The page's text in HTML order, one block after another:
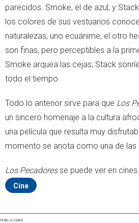
parecidos. Smoke, el de azul, y
los colores de sus vestuarios
naturalezas, uno ecuánime, el otro
son finas, pero perceptibles a la
Smoke arquea las cejas, Stack
todo el tiempo.
Todo lo anterior sirve para que Los
un sincero homenaje a la cultura
una película que resulta muy
momento se anota como una de las
Los Pecadoresse puede ver en cines.
Cine
PUBLICIDAD